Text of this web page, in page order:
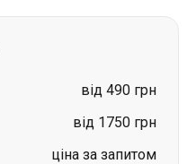
від 490 грн
від 1750 грн
ціна за запитом